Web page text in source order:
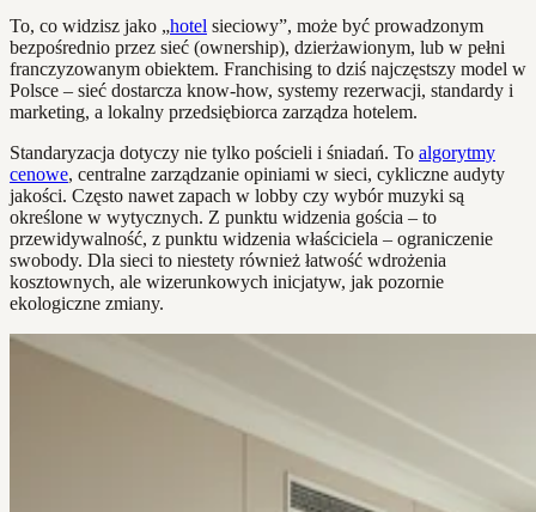
To, co widzisz jako „hotel sieciowy”, może być prowadzonym
bezpośrednio przez sieć (ownership), dzierżawionym, lub w pełni
franczyzowanym obiektem. Franchising to dziś najczęstszy model w
Polsce – sieć dostarcza know-how, systemy rezerwacji, standardy i
marketing, a lokalny przedsiębiorca zarządza hotelem.
Standaryzacja dotyczy nie tylko pościeli i śniadań. To algorytmy
cenowe, centralne zarządzanie opiniami w sieci, cykliczne audyty
jakości. Często nawet zapach w lobby czy wybór muzyki są
określone w wytycznych. Z punktu widzenia gościa – to
przewidywalność, z punktu widzenia właściciela – ograniczenie
swobody. Dla sieci to niestety również łatwość wdrożenia
kosztownych, ale wizerunkowych inicjatyw, jak pozornie
ekologiczne zmiany.